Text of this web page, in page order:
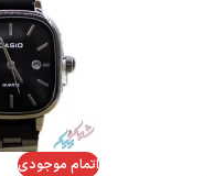
اتمام موجودی